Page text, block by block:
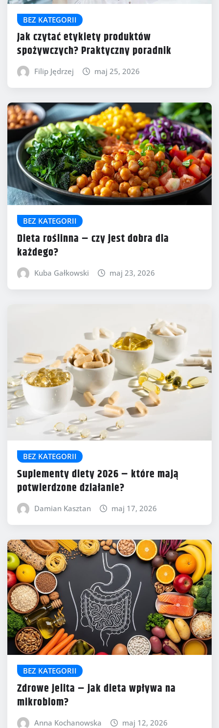
BEZ KATEGORII
Jak czytać etykiety produktów
spożywczych? Praktyczny poradnik
Filip Jędrzej maj 25, 2026
BEZ KATEGORII
Dieta roślinna – czy jest dobra dla
każdego?
Kuba Gałkowski maj 23, 2026
BEZ KATEGORII
Suplementy diety 2026 – które mają
potwierdzone działanie?
Damian Kasztan maj 17, 2026
BEZ KATEGORII
Zdrowe jelita – jak dieta wpływa na
mikrobiom?
Anna Kochanowska maj 12, 2026